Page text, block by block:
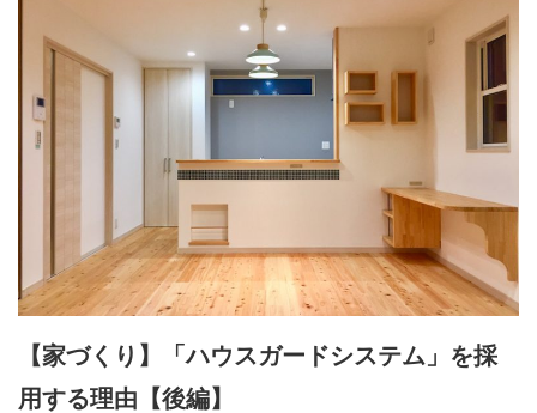
【家づくり】「ハウスガードシステム」を採
用する理由【後編】